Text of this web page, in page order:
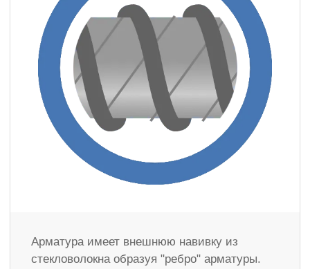
Арматура имеет внешнюю навивку из
стекловолокна образуя "ребро" арматуры.